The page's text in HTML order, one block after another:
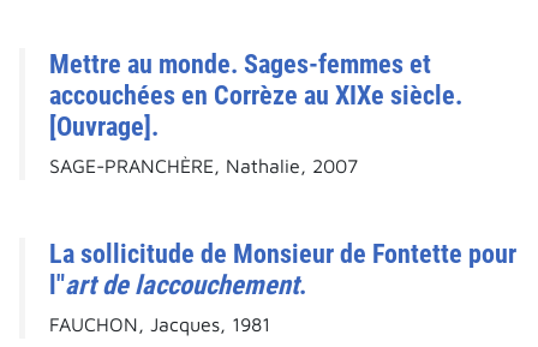
Mettre au monde. Sages-femmes et
accouchées en Corrèze au XIXe siècle.
[Ouvrage].
SAGE-PRANCHÈRE, Nathalie, 2007
La sollicitude de Monsieur de Fontette pour
l"art de laccouchement.
FAUCHON, Jacques, 1981